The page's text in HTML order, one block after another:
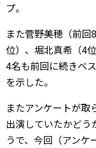
プ。
また菅野美穂（前
位）、堀北真希（4
4名も前回に続きベ
を示した。
またアンケートが
出演していたかどう
うで、今回（アンケ